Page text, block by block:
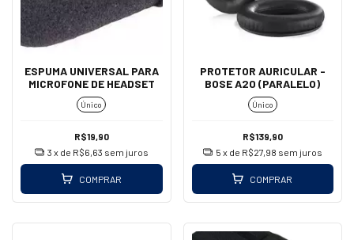
ESPUMA UNIVERSAL PARA
MICROFONE DE HEADSET
Único
R$19,90
3 x de R$6,63 sem juros
COMPRAR
PROTETOR AURICULAR -
BOSE A20 (PARALELO)
Único
R$139,90
5 x de R$27,98 sem juros
COMPRAR